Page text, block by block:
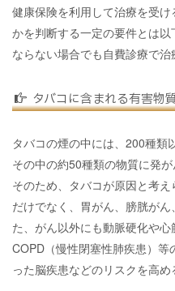
健康保険を利用して治療を受
かを判断する一定の要件とは
ならない場合でも自費診療で治
タバコに含まれる有害物
タバコの煙の中には、200種類
その中の約50種類の物質に発
そのため、タバコが原因と考
だけでなく、胃がん、膀胱が
た、がん以外にも動脈硬化や
COPD（慢性閉塞性肺疾患）
った脳疾患などのリスクを高め